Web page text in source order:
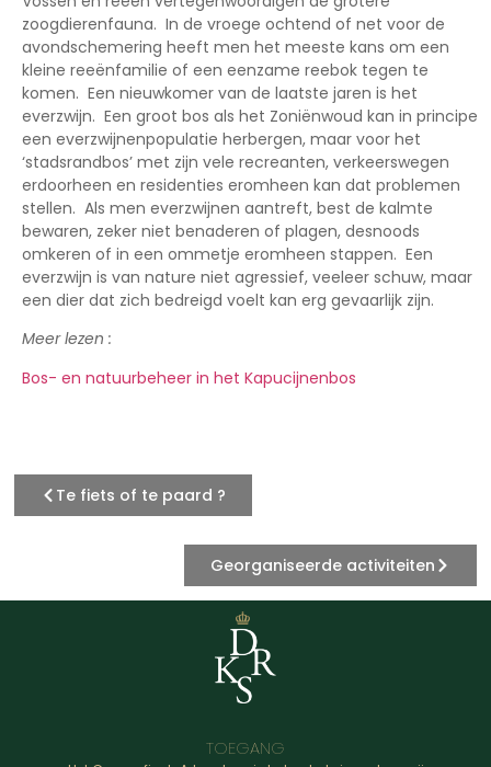
zoogdierenfauna. In de vroege ochtend of net voor de
avondschemering heeft men het meeste kans om een
kleine reeënfamilie of een eenzame reebok tegen te
komen. Een nieuwkomer van de laatste jaren is het
everzwijn. Een groot bos als het Zoniënwoud kan in principe
een everzwijnenpopulatie herbergen, maar voor het
‘stadsrandbos’ met zijn vele recreanten, verkeerswegen
erdoorheen en residenties eromheen kan dat problemen
stellen. Als men everzwijnen aantreft, best de kalmte
bewaren, zeker niet benaderen of plagen, desnoods
omkeren of in een ommetje eromheen stappen. Een
everzwijn is van nature niet agressief, veeleer schuw, maar
een dier dat zich bedreigd voelt kan erg gevaarlijk zijn.
Meer lezen :
Bos- en natuurbeheer in het Kapucijnenbos
Te fiets of te paard ?
Georganiseerde activiteiten
TOEGANG